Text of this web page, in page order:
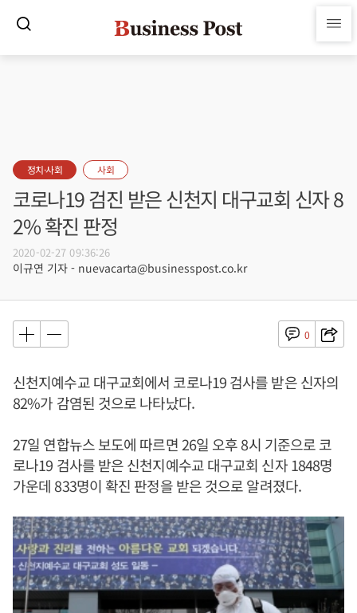
정치·사회 사회
코로나19 검진 받은 신천지 대구교회 신자 8
2% 확진 판정
2020-02-27 09:36:26
이규연 기자 - nuevacarta@businesspost.co.kr
0
신천지예수교 대구교회에서 코로나19 검사를 받은 신자의
82%가 감염된 것으로 나타났다.
27일 연합뉴스 보도에 따르면 26일 오후 8시 기준으로 코
로나19 검사를 받은 신천지예수교 대구교회 신자 1848명
가운데 833명이 확진 판정을 받은 것으로 알려졌다.